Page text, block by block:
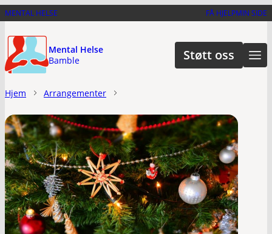
Hopp
hovedinnhold
MENTAL HELSE FÅ HJELPMIN SIDE
Mental Helse
Bamble
Støtt oss
Hjem Arrangementer